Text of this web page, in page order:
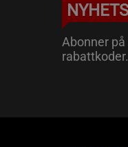
Abonner
rabattkoder.